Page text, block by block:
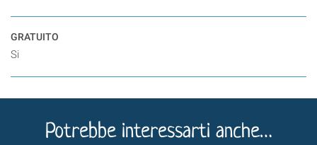
GRATUITO
Si
Potrebbe interessarti anche…